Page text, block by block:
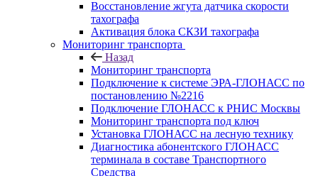
Восстановление жгута датчика скорости
тахографа
Активация блока СКЗИ тахографа
Мониторинг транспорта
Назад
Мониторинг транспорта
Подключение к системе ЭРА-ГЛОНАСС по
постановлению №2216
Подключение ГЛОНАСС к РНИС Москвы
Мониторинг транспорта под ключ
Установка ГЛОНАСС на лесную технику
Диагностика абонентского ГЛОНАСС
терминала в составе Транспортного
Средства